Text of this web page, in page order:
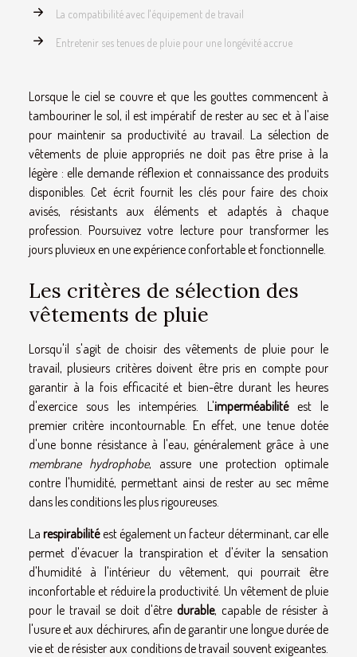
La compatibilité avec l'équipement de travail
Entretenir ses tenues de pluie pour une longévité accrue
Lorsque le ciel se couvre et que les gouttes commencent à
tambouriner le sol, il est impératif de rester au sec et à l'aise
pour maintenir sa productivité au travail. La sélection de
vêtements de pluie appropriés ne doit pas être prise à la
légère : elle demande réflexion et connaissance des produits
disponibles. Cet écrit fournit les clés pour faire des choix
avisés, résistants aux éléments et adaptés à chaque
profession. Poursuivez votre lecture pour transformer les
jours pluvieux en une expérience confortable et fonctionnelle.
Les critères de sélection des
vêtements de pluie
Lorsqu'il s'agit de choisir des vêtements de pluie pour le
travail, plusieurs critères doivent être pris en compte pour
garantir à la fois efficacité et bien-être durant les heures
d'exercice sous les intempéries. L'imperméabilitéest le
premier critère incontournable. En effet, une tenue dotée
d'une bonne résistance à l'eau, généralement grâce à une
membrane hydrophobe, assure une protection optimale
contre l'humidité, permettant ainsi de rester au sec même
dans les conditions les plus rigoureuses.
Larespirabilitéest également un facteur déterminant, car elle
permet d'évacuer la transpiration et d'éviter la sensation
d'humidité à l'intérieur du vêtement, qui pourrait être
inconfortable et réduire la productivité. Un vêtement de pluie
pour le travail se doit d'être durable, capable de résister à
l'usure et aux déchirures, afin de garantir une longue durée de
vie et de résister aux conditions de travail souvent exigeantes.